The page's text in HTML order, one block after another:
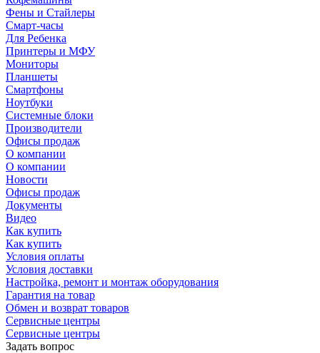
Фены и Стайлеры
Смарт-часы
Для Ребенка
Принтеры и МФУ
Мониторы
Планшеты
Смартфоны
Ноутбуки
Системные блоки
Производители
Офисы продаж
О компании
О компании
Новости
Офисы продаж
Документы
Видео
Как купить
Как купить
Условия оплаты
Условия доставки
Настройка, ремонт и монтаж оборудования
Гарантия на товар
Обмен и возврат товаров
Сервисные центры
Сервисные центры
Задать вопрос